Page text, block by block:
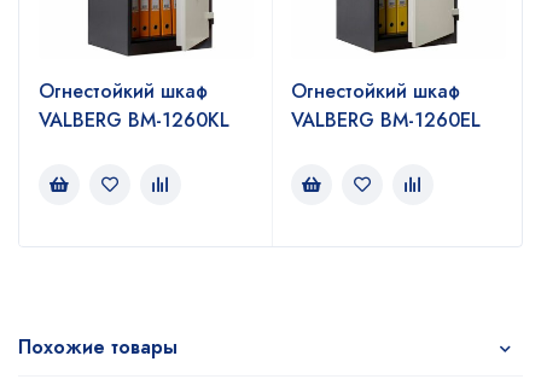
Огнестойкий шкаф
VALBERG BM-1260KL
Огнестойкий шкаф
VALBERG BM-1260EL
Похожие товары